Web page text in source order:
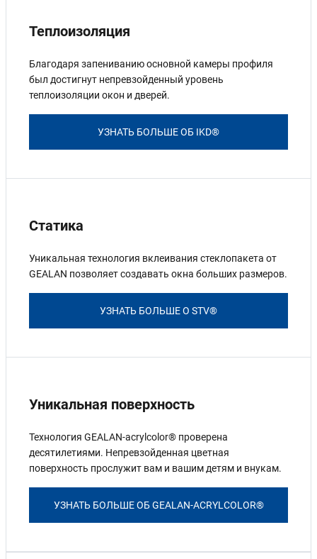
Теплоизоляция
Благодаря запениванию основной камеры профиля
был достигнут непревзойденный уровень
теплоизоляции окон и дверей.
УЗНАТЬ БОЛЬШЕ ОБ IKD®
Статика
Уникальная технология вклеивания стеклопакета от
GEALAN позволяет создавать окна больших размеров.
УЗНАТЬ БОЛЬШЕ О STV®
Уникальная поверхность
Технология GEALAN-acrylcolor® проверена
десятилетиями. Непревзойденная цветная
поверхность прослужит вам и вашим детям и внукам.
УЗНАТЬ БОЛЬШЕ ОБ GEALAN-ACRYLCOLOR®